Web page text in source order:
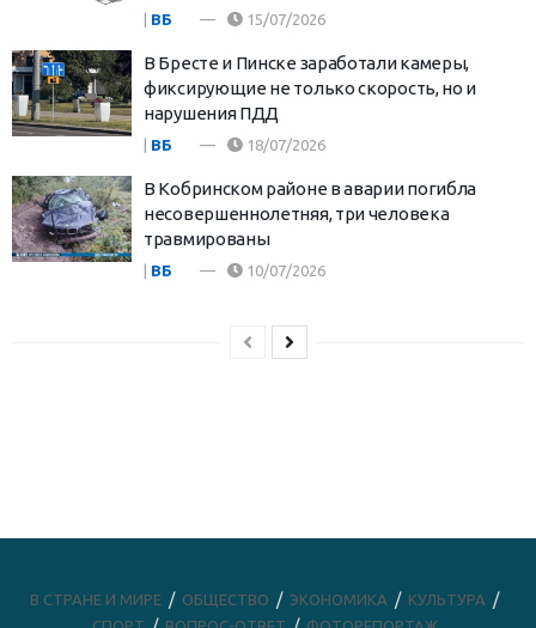
ВБ 15/07/2026
В Бресте и Пинске заработали камеры,
фиксирующие не только скорость, но и
нарушения ПДД
ВБ 18/07/2026
В Кобринском районе в аварии погибла
несовершеннолетняя, три человека
травмированы
ВБ 10/07/2026
В СТРАНЕ И МИРЕ ОБЩЕСТВО ЭКОНОМИКА
КУЛЬТУРА